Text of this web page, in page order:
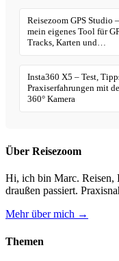
Reisezoom GPS Studio
mein eigenes Tool für
Tracks, Karten und
Insta360 X5 – Test,
Praxiserfahrungen mit
360° Kamera
Über Reisezoom
Hi, ich bin Marc.
draußen passiert.
Mehr über mich →
Themen